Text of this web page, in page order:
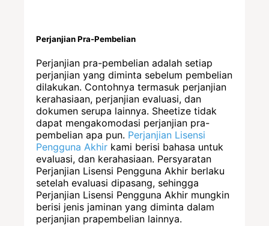
Perjanjian Pra-Pembelian
Perjanjian pra-pembelian adalah setiap
perjanjian yang diminta sebelum pembelian
dilakukan. Contohnya termasuk perjanjian
kerahasiaan, perjanjian evaluasi, dan
dokumen serupa lainnya. Sheetize tidak
dapat mengakomodasi perjanjian pra-
pembelian apa pun. Perjanjian Lisensi
Pengguna Akhir kami berisi bahasa untuk
evaluasi, dan kerahasiaan. Persyaratan
Perjanjian Lisensi Pengguna Akhir berlaku
setelah evaluasi dipasang, sehingga
Perjanjian Lisensi Pengguna Akhir mungkin
berisi jenis jaminan yang diminta dalam
perjanjian prapembelian lainnya.